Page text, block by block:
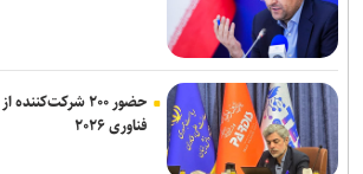
فناوری ۲۰۲۶